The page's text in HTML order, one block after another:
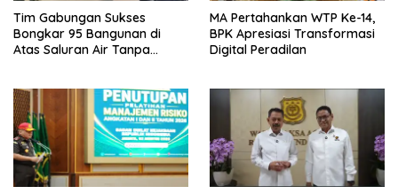
Tim Gabungan Sukses
Bongkar 95 Bangunan di
Atas Saluran Air Tanpa
MA Pertahankan WTP Ke-14,
BPK Apresiasi Transformasi
Digital Peradilan